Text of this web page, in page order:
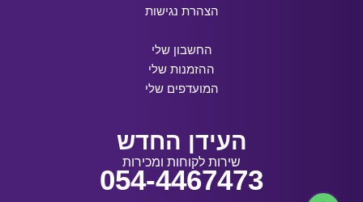
הצהרת נגישות
החשבון שלי
ההזמנות שלי
המועדפים שלי
העידן החדש
שירות לקוחות ומכירות
054-4467473